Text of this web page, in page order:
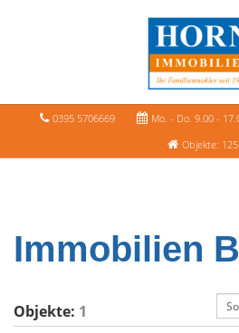
0395 5706669
Mo. - Do. 9.00 -
Objekte: 125
Immobilien
Objekte: 1